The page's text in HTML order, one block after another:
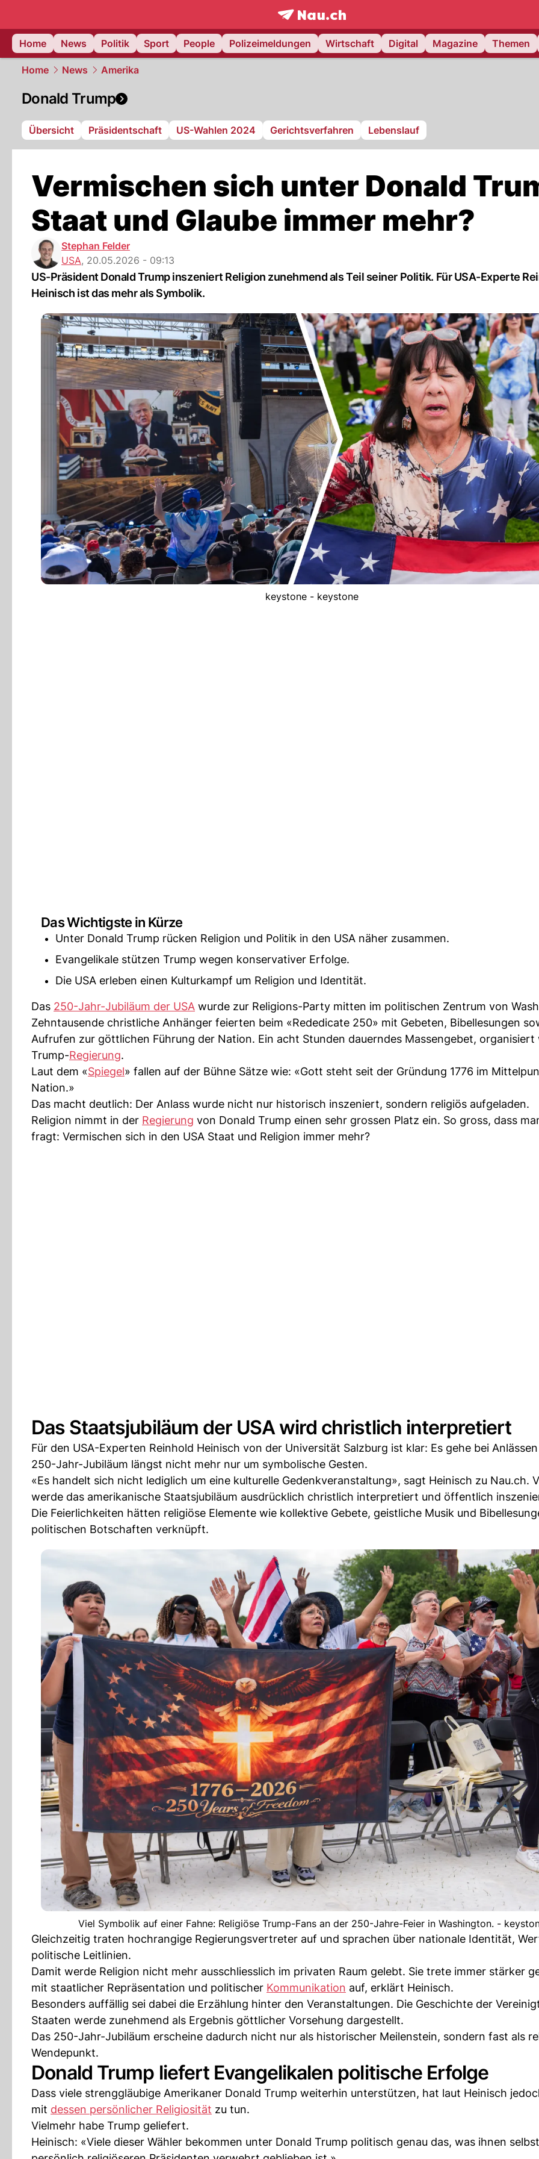
frontpage.NAU.ch
Home
News Politik Sport People Polizeimeldungen Wirtschaft Digital Magazine Themen
Home News Amerika
Donald Trump
Übersicht Präsidentschaft US-Wahlen 2024 Gerichtsverfahren Lebenslauf
Vermischen sich unter Donald
Staat und Glaube immer mehr?
Stephan Felder
USA, 20.05.2026 - 09:13
US-Präsident Donald Trump inszeniert Religion zunehmend als Teil seiner Politik. Für USA-Experte
Heinisch ist das mehr als Symbolik.
keystone - keystone
Das Wichtigste in Kürze
Unter Donald Trump rücken Religion und Politik in den USA näher zusammen.
Evangelikale stützen Trump wegen konservativer Erfolge.
Die USA erleben einen Kulturkampf um Religion und Identität.
Das 250-Jahr-Jubiläum der USA wurde zur Religions-Party mitten im politischen Zentrum von
Zehntausende christliche Anhänger feierten beim «Rededicate 250» mit Gebeten, Bibellesungen
Aufrufen zur göttlichen Führung der Nation. Ein acht Stunden dauerndes Massengebet, organisiert
Trump-Regierung.
Laut dem «Spiegel» fallen auf der Bühne Sätze wie: «Gott steht seit der Gründung 1776 im
Nation.»
Das macht deutlich: Der Anlass wurde nicht nur historisch inszeniert, sondern religiös aufgeladen.
Religion nimmt in der Regierung von Donald Trump einen sehr grossen Platz ein. So gross, dass
fragt: Vermischen sich in den USA Staat und Religion immer mehr?
Das Staatsjubiläum der USA wird christlich interpretiert
Für den USA-Experten Reinhold Heinisch von der Universität Salzburg ist klar: Es gehe bei
250-Jahr-Jubiläum längst nicht mehr nur um symbolische Gesten.
«Es handelt sich nicht lediglich um eine kulturelle Gedenkveranstaltung», sagt Heinisch zu Nau.ch.
werde das amerikanische Staatsjubiläum ausdrücklich christlich interpretiert und öffentlich
Die Feierlichkeiten hätten religiöse Elemente wie kollektive Gebete, geistliche Musik und
politischen Botschaften verknüpft.
Viel Symbolik auf einer Fahne: Religiöse Trump-Fans an der 250-Jahre-Feier in Washington. -
Gleichzeitig traten hochrangige Regierungsvertreter auf und sprachen über nationale Identität,
politische Leitlinien.
Damit werde Religion nicht mehr ausschliesslich im privaten Raum gelebt. Sie trete immer stärker
mit staatlicher Repräsentation und politischer Kommunikation auf, erklärt Heinisch.
Besonders auffällig sei dabei die Erzählung hinter den Veranstaltungen. Die Geschichte der
Staaten werde zunehmend als Ergebnis göttlicher Vorsehung dargestellt.
Das 250-Jahr-Jubiläum erscheine dadurch nicht nur als historischer Meilenstein, sondern fast als
Wendepunkt.
Donald Trump liefert Evangelikalen politische Erfolge
Dass viele strenggläubige Amerikaner Donald Trump weiterhin unterstützen, hat laut Heinisch
mit dessen persönlicher Religiosität zu tun.
Vielmehr habe Trump geliefert.
Heinisch: «Viele dieser Wähler bekommen unter Donald Trump politisch genau das, was ihnen